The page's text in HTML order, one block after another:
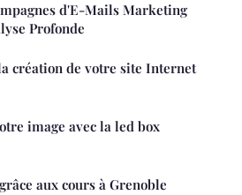
d'E-Mails Marketing
Profonde
création de votre site Internet
image avec la led box
aux cours à Grenoble